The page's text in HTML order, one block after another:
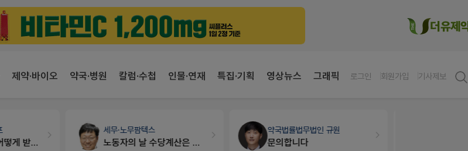
제약·바이오 약국·병원 칼럼·수첩 인물·연재 특집·기획 영상뉴스 그래픽 로그인 회원가입 기사제보
노동자의 날 수당계산은 어떻게 되나요
약국법률법무법인 규원
문의합니다
약국인테리어생각자국 디자인
매대 높이